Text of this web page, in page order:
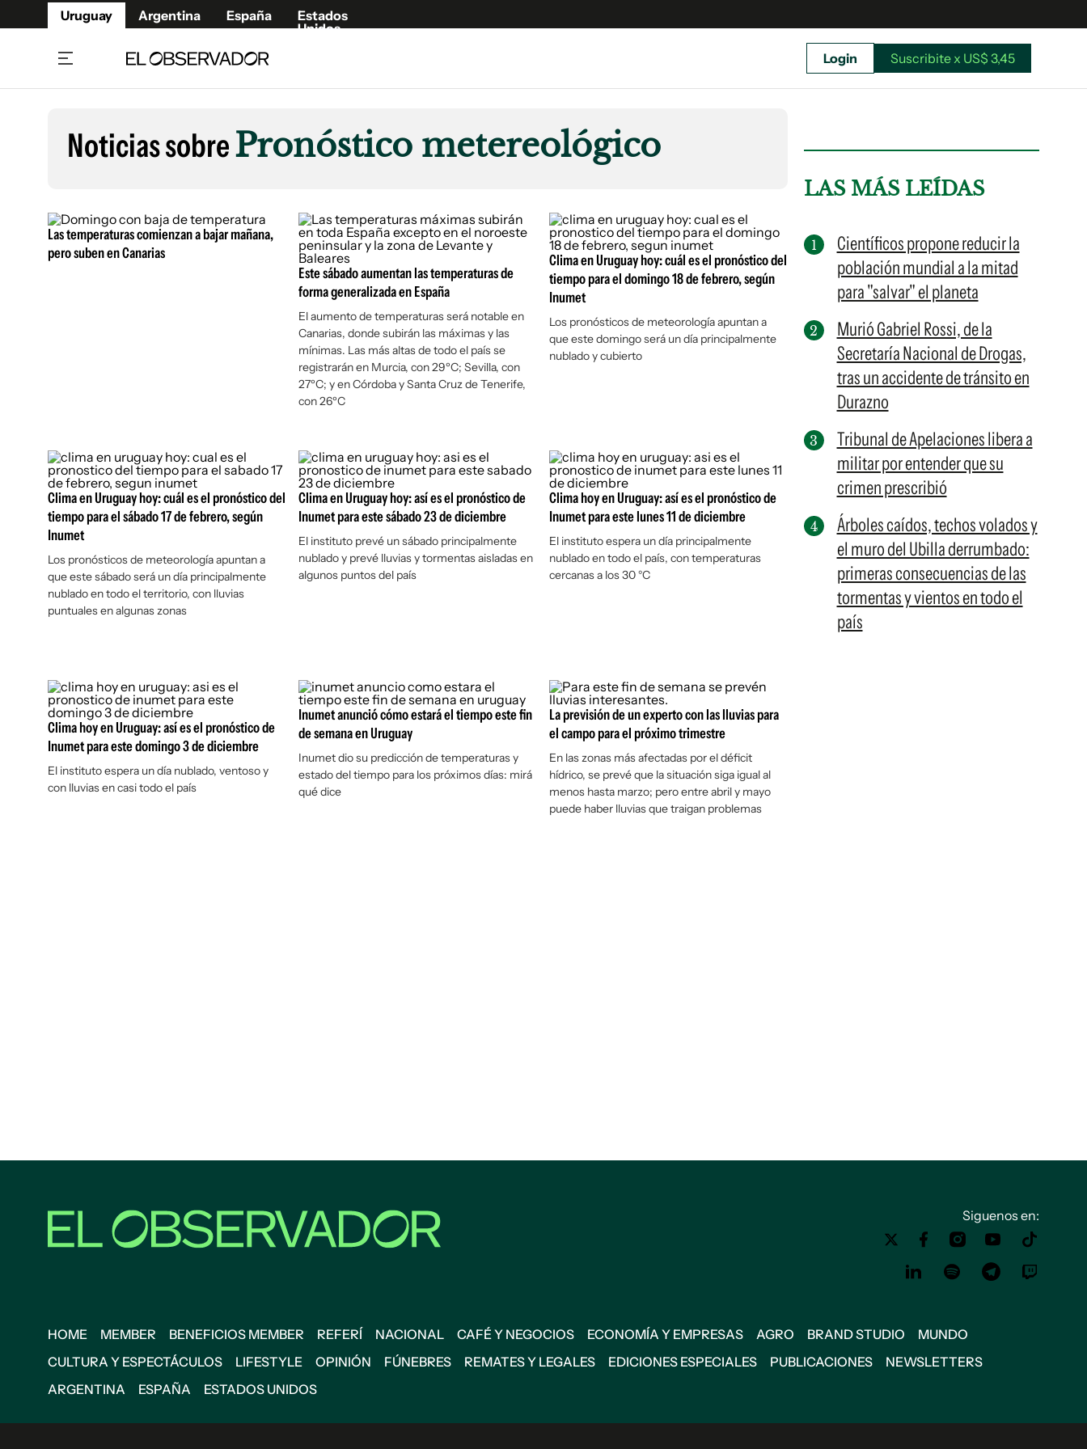
Uruguay Argentina España
Estados
Unidos
Beneficios Member
Café y Negocios
Economía y Empresas
Fúnebres
Publicaciones
Newsletters
Argentina
España
Estados Unidos
Suscribite x US$ 3,45
Siguenos en:
Login Suscribite x US$ 3,45
Noticias sobrePronóstico metereológico
Las temperaturas comienzan a bajar mañana,
pero suben en Canarias
Este sábado aumentan las temperaturas de
forma generalizada en España
El aumento de temperaturas será notable en
Canarias, donde subirán las máximas y las
mínimas. Las más altas de todo el país se
registrarán en Murcia, con 29ºC; Sevilla, con
27ºC; y en Córdoba y Santa Cruz de Tenerife,
con 26ºC
Clima en Uruguay hoy: cuál es el pronóstico del
tiempo para el domingo 18 de febrero, según
Inumet
Los pronósticos de meteorología apuntan a
que este domingo será un día principalmente
nublado y cubierto
Clima en Uruguay hoy: cuál es el pronóstico del
tiempo para el sábado 17 de febrero, según
Inumet
Los pronósticos de meteorología apuntan a
que este sábado será un día principalmente
nublado en todo el territorio, con lluvias
puntuales en algunas zonas
Clima en Uruguay hoy: así es el pronóstico de
Inumet para este sábado 23 de diciembre
El instituto prevé un sábado principalmente
nublado y prevé lluvias y tormentas aisladas en
algunos puntos del país
Clima hoy en Uruguay: así es el pronóstico de
Inumet para este lunes 11 de diciembre
El instituto espera un día principalmente
nublado en todo el país, con temperaturas
cercanas a los 30 °C
Clima hoy en Uruguay: así es el pronóstico de
Inumet para este domingo 3 de diciembre
El instituto espera un día nublado, ventoso y
con lluvias en casi todo el país
Inumet anunció cómo estará el tiempo este fin
de semana en Uruguay
Inumet dio su predicción de temperaturas y
estado del tiempo para los próximos días: mirá
qué dice
La previsión de un experto con las lluvias para
el campo para el próximo trimestre
En las zonas más afectadas por el déficit
hídrico, se prevé que la situación siga igual al
menos hasta marzo; pero entre abril y mayo
puede haber lluvias que traigan problemas
LAS MÁS LEÍDAS
Científicos propone reducir la
población mundial a la mitad
para "salvar" el planeta
Murió Gabriel Rossi, de la
Secretaría Nacional de Drogas,
tras un accidente de tránsito en
Durazno
Tribunal de Apelaciones libera a
militar por entender que su
crimen prescribió
Árboles caídos, techos volados y
el muro del Ubilla derrumbado:
primeras consecuencias de las
tormentas y vientos en todo el
país
Siguenos en:
HOME MEMBER BENEFICIOS MEMBER REFERÍ NACIONAL CAFÉ Y NEGOCIOS ECONOMÍA Y EMPRESAS AGRO BRAND STUDIO
MUNDO
CULTURA Y ESPECTÁCULOS
LIFESTYLE OPINIÓN FÚNEBRES REMATES Y LEGALES EDICIONES ESPECIALES PUBLICACIONES
NEWSLETTERS
ARGENTINA
ESPAÑA ESTADOS UNIDOS